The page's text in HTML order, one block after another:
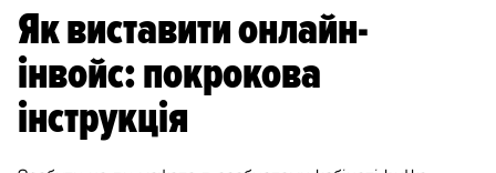
Як виставити онлайн-
інвойс: покрокова
інструкція